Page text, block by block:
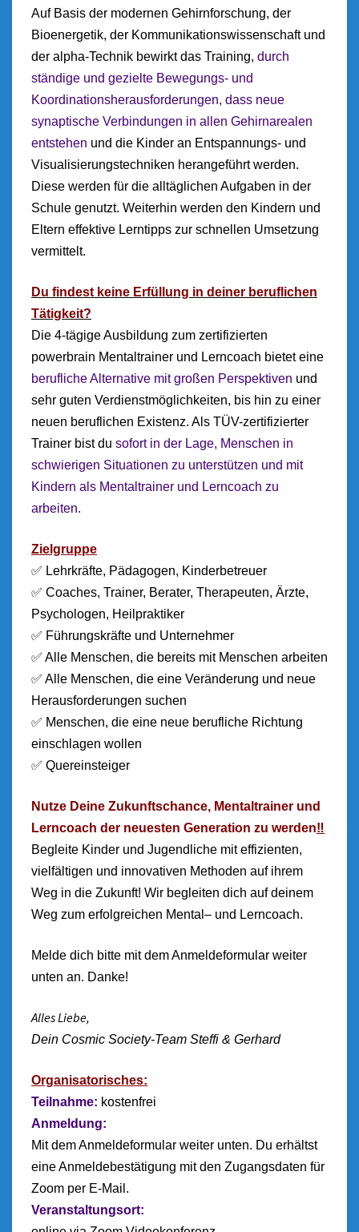
Auf Basis der modernen Gehirnforschung, der
Bioenergetik, der Kommunikationswissenschaft und
der alpha-Technik bewirkt das Training, durch
ständige und gezielte Bewegungs- und
Koordinationsherausforderungen, dass neue
synaptische Verbindungen in allen Gehirnarealen
entstehen und die Kinder an Entspannungs- und
Visualisierungstechniken herangeführt werden.
Diese werden für die alltäglichen Aufgaben in der
Schule genutzt. Weiterhin werden den Kindern und
Eltern effektive Lerntipps zur schnellen Umsetzung
vermittelt.
Du findest keine Erfüllung in deiner beruflichen
Tätigkeit?
Die 4-tägige Ausbildung zum zertifizierten
powerbrain Mentaltrainer und Lerncoach bietet eine
berufliche Alternative mit großen Perspektiven und
sehr guten Verdienstmöglichkeiten, bis hin zu einer
neuen beruflichen Existenz. Als TÜV-zertifizierter
Trainer bist du sofort in der Lage, Menschen in
schwierigen Situationen zu unterstützen und mit
Kindern als Mentaltrainer und Lerncoach zu
arbeiten.
Zielgruppe
✅ Lehrkräfte, Pädagogen, Kinderbetreuer
✅ Coaches, Trainer, Berater, Therapeuten, Ärzte,
Psychologen, Heilpraktiker
✅ Führungskräfte und Unternehmer
✅ Alle Menschen, die bereits mit Menschen arbeiten
✅ Alle Menschen, die eine Veränderung und neue
Herausforderungen suchen
✅ Menschen, die eine neue berufliche Richtung
einschlagen wollen
✅ Quereinsteiger
Nutze Deine Zukunftschance, Mentaltrainer und
Lerncoach der neuesten Generation zu werden‼️
Begleite Kinder und Jugendliche mit effizienten,
vielfältigen und innovativen Methoden auf ihrem
Weg in die Zukunft! Wir begleiten dich auf deinem
Weg zum erfolgreichen Mental– und Lerncoach.
Melde dich bitte mit dem Anmeldeformular weiter
unten an. Danke!
Alles Liebe,
Dein Cosmic Society-Team Steffi & Gerhard
Organisatorisches:
Teilnahme: kostenfrei
Anmeldung:
Mit dem Anmeldeformular weiter unten. Du erhältst
eine Anmeldebestätigung mit den Zugangsdaten für
Zoom per E-Mail.
Veranstaltungsort: